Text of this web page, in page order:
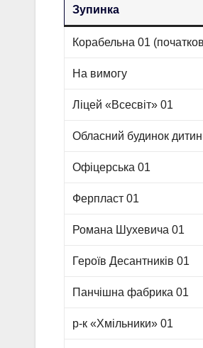
Зупинка
Корабельна 01
На вимогу
Ліцей «Всесвіт» 01
Обласний будинок
Офіцерська 01
Ферпласт 01
Романа Шухевича 01
Героїв Десантників 01
Панчішна фабрика 01
р-к «Хмільники» 01